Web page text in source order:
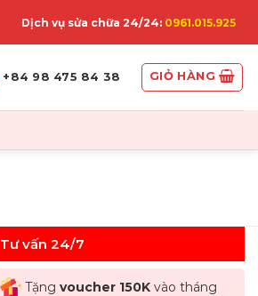
Dịch vụ sửa chữa 24/24: 0961.015.925
+84 98 475 84 38 GIỎ HÀNG
Tư vấn 24/7
Tặng voucher 150Kvào tháng